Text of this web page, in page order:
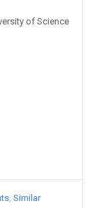
of Science
Similar